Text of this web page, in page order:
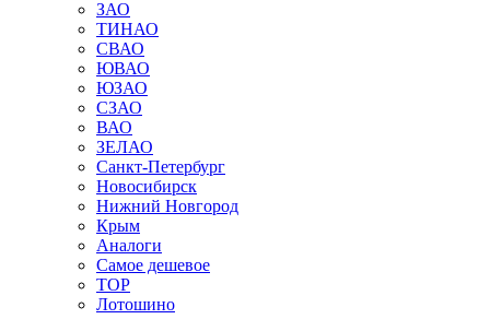
ЗАО
ТИНАО
СВАО
ЮВАО
ЮЗАО
СЗАО
ВАО
ЗЕЛАО
Санкт-Петербург
Новосибирск
Нижний Новгород
Крым
Аналоги
Самое дешевое
TOP
Лотошино